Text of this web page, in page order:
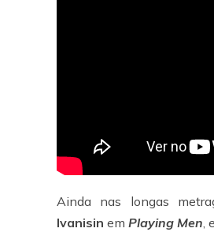
Ainda nas longas
Ivanisin em Playing Men,